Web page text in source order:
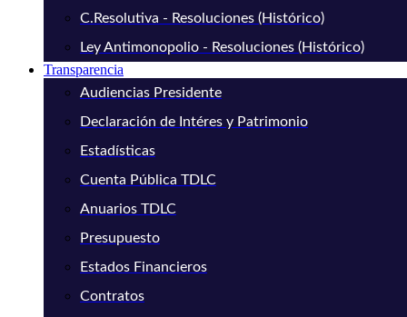
C.Resolutiva - Resoluciones (Histórico)
Ley Antimonopolio - Resoluciones (Histórico)
Transparencia
Audiencias Presidente
Declaración de Intéres y Patrimonio
Estadísticas
Cuenta Pública TDLC
Anuarios TDLC
Presupuesto
Estados Financieros
Contratos